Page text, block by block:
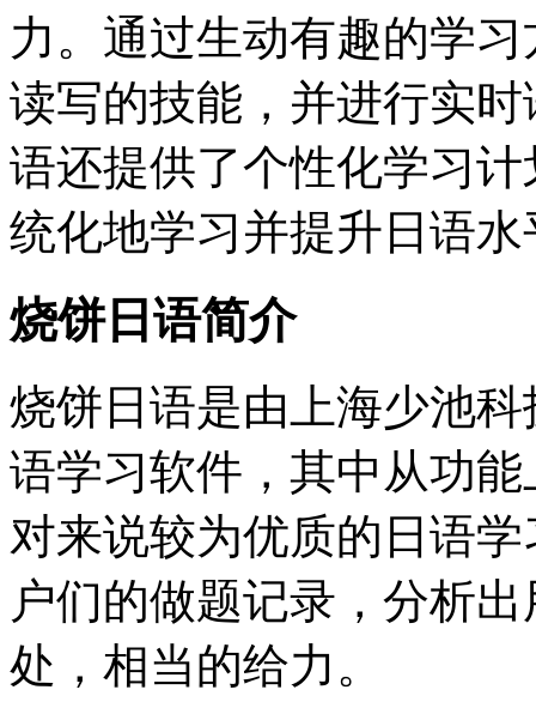
力。通过生动有趣的学
读写的技能，并进行实
语还提供了个性化学习
统化地学习并提升日语水
烧饼日语简介
烧饼日语是由上海少池
语学习软件，其中从功
对来说较为优质的日语
户们的做题记录，分析
处，相当的给力。